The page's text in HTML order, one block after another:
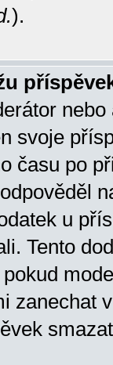
).
svoje
času po
u
Tento
zanechat